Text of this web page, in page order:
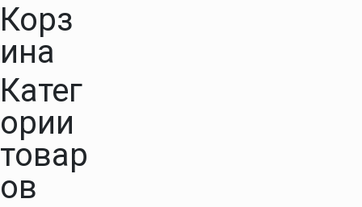
Корз
ина
Катег
ории
товар
ов